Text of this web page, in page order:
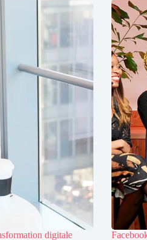
digitale